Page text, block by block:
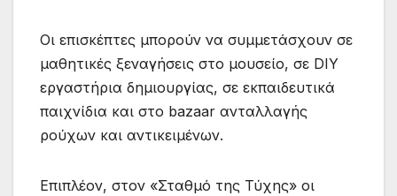
Οι επισκέπτες μπορούν να συμμετάσχουν σε
μαθητικές ξεναγήσεις στο μουσείο, σε DIY
εργαστήρια δημιουργίας, σε εκπαιδευτικά
παιχνίδια και στο bazaar ανταλλαγής
ρούχων και αντικειμένων.
Επιπλέον, στον «Σταθμό της Τύχης» οι